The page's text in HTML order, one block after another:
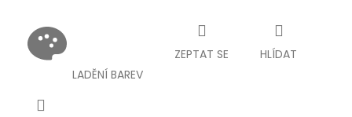
LADĚNÍ BAREV
ZEPTAT SE HLÍDAT